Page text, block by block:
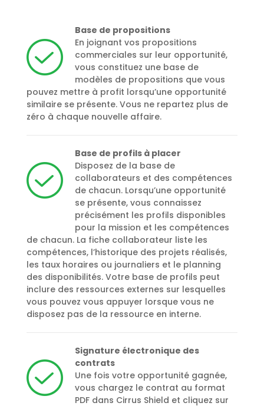
Base de propositions
En joignant vos propositions
commerciales sur leur opportunité,
vous constituez une base de
modèles de propositions que vous
pouvez mettre à profit lorsqu’une opportunité
similaire se présente. Vous ne repartez plus de
zéro à chaque nouvelle affaire.
Base de profils à placer
Disposez de la base de
collaborateurs et des compétences
de chacun. Lorsqu’une opportunité
se présente, vous connaissez
précisément les profils disponibles
pour la mission et les compétences
de chacun. La fiche collaborateur liste les
compétences, l’historique des projets réalisés,
les taux horaires ou journaliers et le planning
des disponibilités. Votre base de profils peut
inclure des ressources externes sur lesquelles
vous pouvez vous appuyer lorsque vous ne
disposez pas de la ressource en interne.
Signature électronique des
contrats
Une fois votre opportunité gagnée,
vous chargez le contrat au format
PDF dans Cirrus Shield et cliquez sur